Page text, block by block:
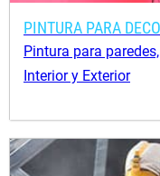
PINTURA PARA
Pintura para
Interior y Exterior